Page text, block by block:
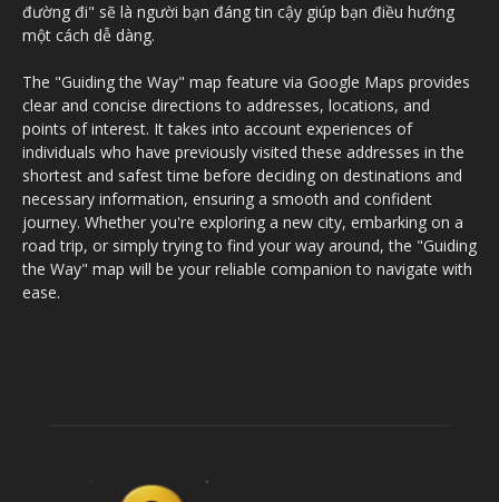
đường đi" sẽ là người bạn đáng tin cậy giúp bạn điều hướng
một cách dễ dàng.
The "Guiding the Way" map feature via Google Maps provides
clear and concise directions to addresses, locations, and
points of interest. It takes into account experiences of
individuals who have previously visited these addresses in the
shortest and safest time before deciding on destinations and
necessary information, ensuring a smooth and confident
journey. Whether you're exploring a new city, embarking on a
road trip, or simply trying to find your way around, the "Guiding
the Way" map will be your reliable companion to navigate with
ease.